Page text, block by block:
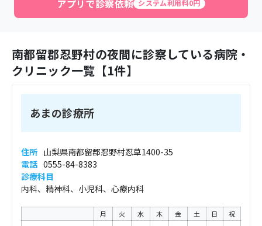
アプリで診察依頼 システム利用料0円
南都留郡忍野村の夜間に診察している病院・
クリニック一覧【1件】
あまの診療所
住所 山梨県南都留郡忍野村忍草1400-35
電話 0555-84-8383
診療科目
内科、精神科、小児科、心療内科
月 火 水 木 金 土 日 祝